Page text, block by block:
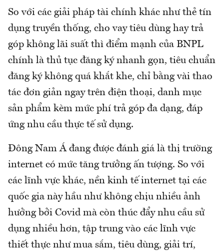
So với các giải pháp tài chính khác như thẻ tín
dụng truyền thống, cho vay tiêu dùng hay trả
góp không lãi suất thì điểm mạnh của BNPL
chính là thủ tục đăng ký nhanh gọn, tiêu chuẩn
đăng ký không quá khắt khe, chỉ bằng vài thao
tác đơn giản ngay trên điện thoại, danh mục
sản phẩm kèm mức phí trả góp đa dạng, đáp
ứng nhu cầu thực tế sử dụng.
Đông Nam Á đang được đánh giá là thị trường
internet có mức tăng trưởng ấn tượng. So với
các lĩnh vực khác, nền kinh tế internet tại các
quốc gia này hầu như không chịu nhiều ảnh
hưởng bởi Covid mà còn thúc đẩy nhu cầu sử
dụng nhiều hơn, tập trung vào các lĩnh vực
thiết thực như mua sắm, tiêu dùng, giải trí,